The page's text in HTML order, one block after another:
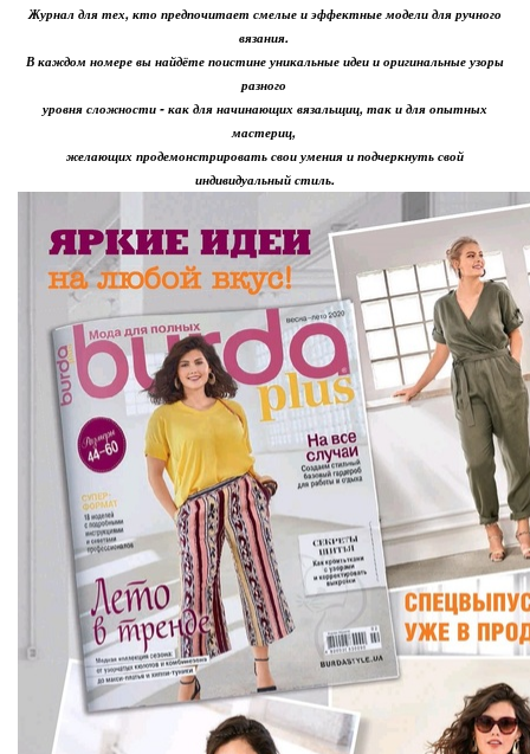
Журнал для тех, кто предпочитает смелые и эффектные модели для ручного
вязания.
В каждом номере вы найдёте поистине уникальные идеи и оригинальные узоры
разного
уровня сложности - как для начинающих вязальщиц, так и для опытных
мастериц,
желающих продемонстрировать свои умения и подчеркнуть свой
индивидуальный стиль.